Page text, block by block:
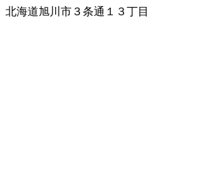
北海道旭川市３条通１３丁目